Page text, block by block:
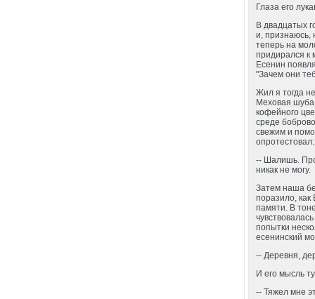
Глаза его
В двадцатых
и, признаюсь,
теперь на
придирался к
Есенин
"Зачем они
Жил я тогда
Меховая шуба
кофейного
среде
свежим и
опротестовал:
-- Шалишь.
никак не могу.
Затем наша
поразило,
памяти. В
попытки
есенинский
-- Деревня,
И его мысль
-- Тяжел мне